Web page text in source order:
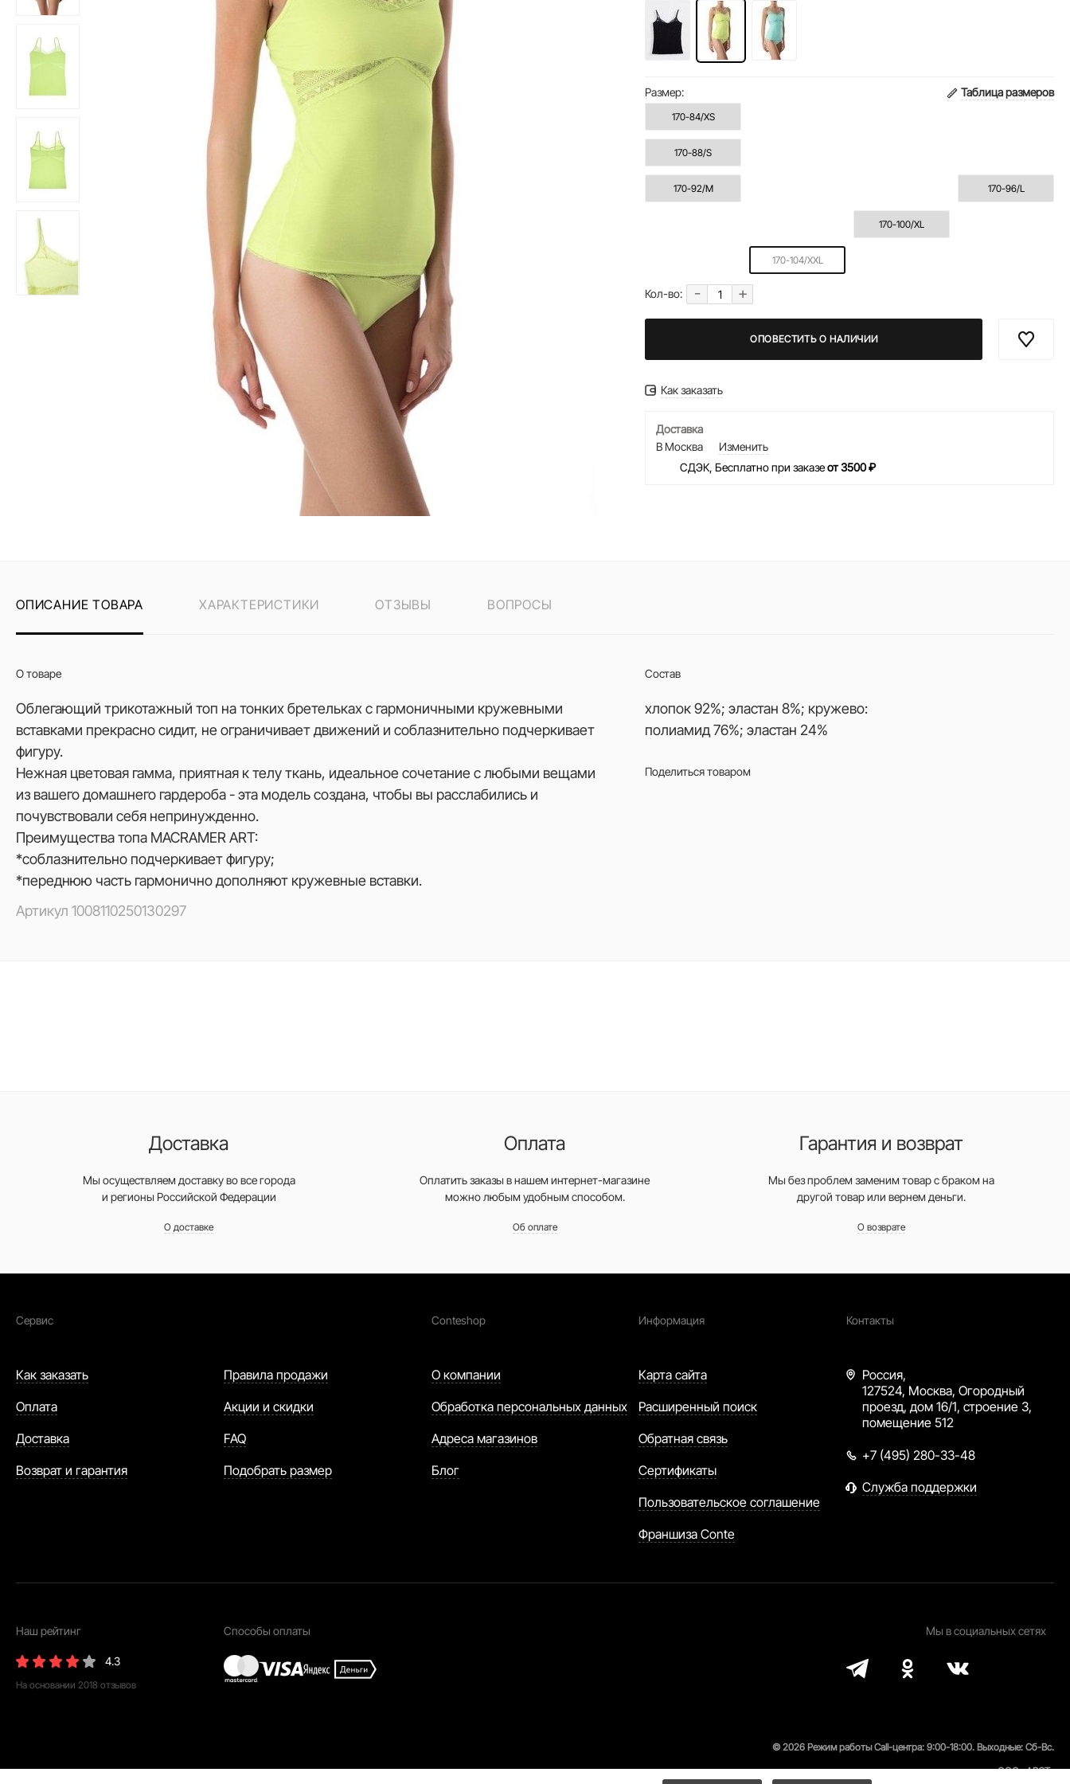
Размер: Таблица размеров
170-84/XS
170-88/S
170-92/M 170-96/L
170-100/XL
170-104/XXL
Кол-во: - +
ОПОВЕСТИТЬ О НАЛИЧИИ
Как заказать
Доставка
В Москва
Изменить
СДЭК, Бесплатно при заказеот 3500 ₽
ОПИСАНИЕ ТОВАРА ХАРАКТЕРИСТИКИ ОТЗЫВЫ ВОПРОСЫ
О товаре
Облегающий трикотажный топ на тонких бретельках с гармоничными кружевными
вставками прекрасно сидит, не ограничивает движений и соблазнительно подчеркивает
фигуру.
Нежная цветовая гамма, приятная к телу ткань, идеальное сочетание с любыми вещами
из вашего домашнего гардероба - эта модель создана, чтобы вы расслабились и
почувствовали себя непринужденно.
Преимущества топа MACRAMER ART:
*соблазнительно подчеркивает фигуру;
*переднюю часть гармонично дополняют кружевные вставки.
Артикул 1008110250130297
Состав
хлопок 92%; эластан 8%; кружево:
полиамид 76%; эластан 24%
Поделиться товаром
Доставка
Мы осуществляем доставку во все города
и регионы Российской Федерации
О доставке
Оплата
Оплатить заказы в нашем интернет-магазине
можно любым удобным способом.
Об оплате
Гарантия и возврат
Мы без проблем заменим товар с браком на
другой товар или вернем деньги.
О возврате
Сервис
Как заказать
Оплата
Доставка
Возврат и гарантия
Правила продажи
Акции и скидки
FAQ
Подобрать размер
Conteshop
О компании
Обработка персональных данных
Адреса магазинов
Блог
Информация
Карта сайта
Расширенный поиск
Обратная связь
Сертификаты
Пользовательское соглашение
Франшиза Conte
Контакты
Россия,
127524, Москва, Огородный
проезд, дом 16/1, строение 3,
помещение 512
+7 (495) 280-33-48
Служба поддержки
Наш рейтинг
4.3
На основании 2018 отзывов
Способы оплаты Мы в социальных сетях
© 2026 Режим работы Call-центра: 9:00-18:00. Выходные: Сб-Вс.
ООО «АРСТ»